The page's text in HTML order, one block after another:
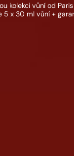
kolekci vůní od
5 x 30 ml vůní +